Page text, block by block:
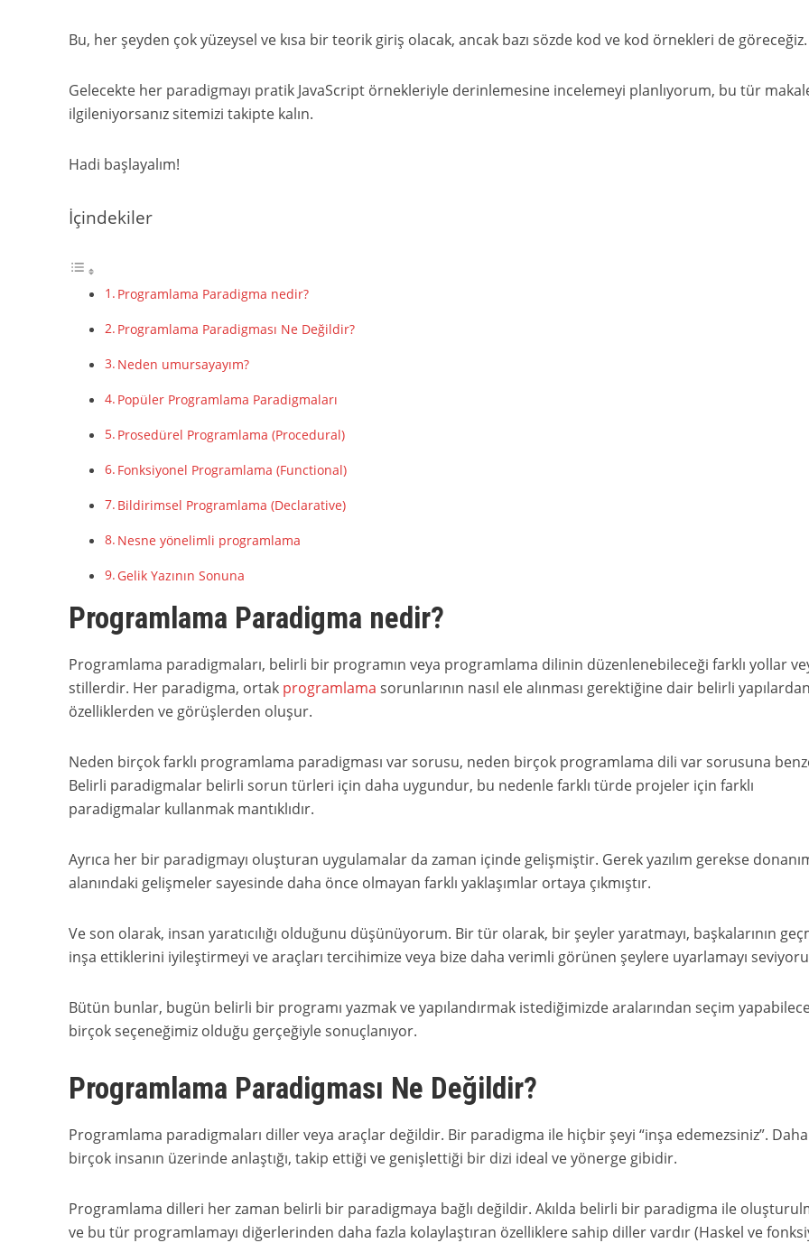
Bu, her şeyden çok yüzeysel ve kısa bir teorik giriş olacak, ancak bazı sözde kod ve kod örnekleri de göreceğiz.
Gelecekte her paradigmayı pratik JavaScript örnekleriyle derinlemesine incelemeyi planlıyorum, bu tür
ilgileniyorsanız sitemizi takipte kalın.
Hadi başlayalım!
İçindekiler
Programlama Paradigma nedir?
Programlama Paradigması Ne Değildir?
Neden umursayayım?
Popüler Programlama Paradigmaları
Prosedürel Programlama (Procedural)
Fonksiyonel Programlama (Functional)
Bildirimsel Programlama (Declarative)
Nesne yönelimli programlama
Gelik Yazının Sonuna
Programlama Paradigma nedir?
Programlama paradigmaları, belirli bir programın veya programlama dilinin düzenlenebileceği farklı yollar
stillerdir. Her paradigma, ortak programlama sorunlarının nasıl ele alınması gerektiğine dair belirli
özelliklerden ve görüşlerden oluşur.
Neden birçok farklı programlama paradigması var sorusu, neden birçok programlama dili var sorusuna
Belirli paradigmalar belirli sorun türleri için daha uygundur, bu nedenle farklı türde projeler için farklı
paradigmalar kullanmak mantıklıdır.
Ayrıca her bir paradigmayı oluşturan uygulamalar da zaman içinde gelişmiştir. Gerek yazılım gerekse
alanındaki gelişmeler sayesinde daha önce olmayan farklı yaklaşımlar ortaya çıkmıştır.
Ve son olarak, insan yaratıcılığı olduğunu düşünüyorum. Bir tür olarak, bir şeyler yaratmayı, başkalarının
inşa ettiklerini iyileştirmeyi ve araçları tercihimize veya bize daha verimli görünen şeylere uyarlamayı
Bütün bunlar, bugün belirli bir programı yazmak ve yapılandırmak istediğimizde aralarından seçim
birçok seçeneğimiz olduğu gerçeğiyle sonuçlanıyor.
Programlama Paradigması Ne Değildir?
Programlama paradigmaları diller veya araçlar değildir. Bir paradigma ile hiçbir şeyi “inşa edemezsiniz”.
birçok insanın üzerinde anlaştığı, takip ettiği ve genişlettiği bir dizi ideal ve yönerge gibidir.
Programlama dilleri her zaman belirli bir paradigmaya bağlı değildir. Akılda belirli bir paradigma ile
ve bu tür programlamayı diğerlerinden daha fazla kolaylaştıran özelliklere sahip diller vardır (Haskel ve